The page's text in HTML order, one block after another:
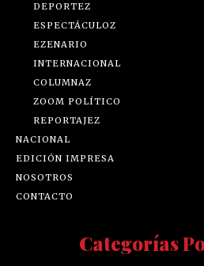
DEPORTEZ
ESPECTÁCULOZ
EZENARIO
INTERNACIONAL
COLUMNAZ
ZOOM POLÍTICO
REPORTAJEZ
NACIONAL
EDICIÓN IMPRESA
NOSOTROS
CONTACTO
Categorías